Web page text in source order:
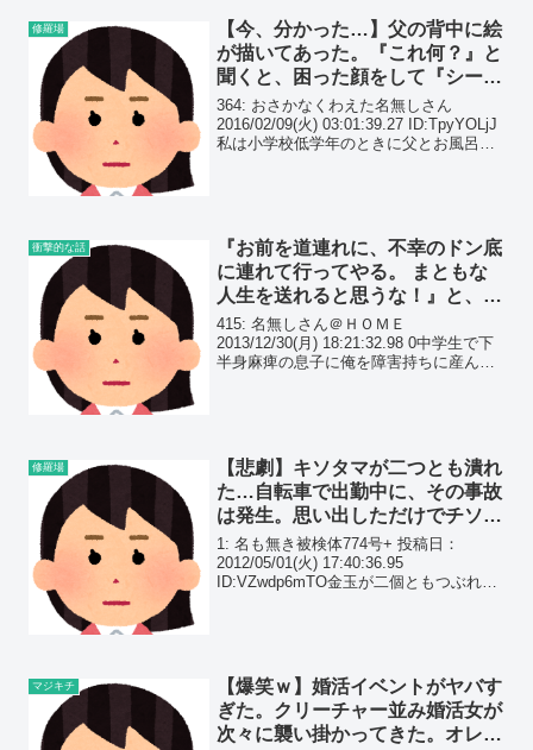
修羅場
【今、分かった…】父の背中に絵
が描いてあった。『これ何？』と
聞くと、困った顔をして『シール
が取れなくなったんだよ』と言わ
れたんだが…
364: おさかなくわえた名無しさん
2016/02/09(火) 03:01:39.27 ID:TpyYOLjJ
私は小学校低学年のときに父とお風呂に
衝撃的な話
『お前を道連れに、不幸のドン底
に連れて行ってやる。 まともな
人生を送れると思うな！』と、障
害持ちの息子に言われ…
415: 名無しさん＠ＨＯＭＥ
2013/12/30(月) 18:21:32.98 0中学生で下
半身麻痺の息子に俺を障害持ちに産んで
修羅場
【悲劇】キソタマが二つとも潰れ
た…自転車で出勤中に、その事故
は発生。思い出しただけでチソサ
ムに…もうタマは無いんだけど
ね。
1: 名も無き被検体774号+ 投稿日：
2012/05/01(火) 17:40:36.95
ID:VZwdp6mTO金玉が二個ともつぶれ
マジキチ
【爆笑ｗ】婚活イベントがヤバす
ぎた。クリーチャー並み婚活女が
次々に襲い掛かってきた。オレの